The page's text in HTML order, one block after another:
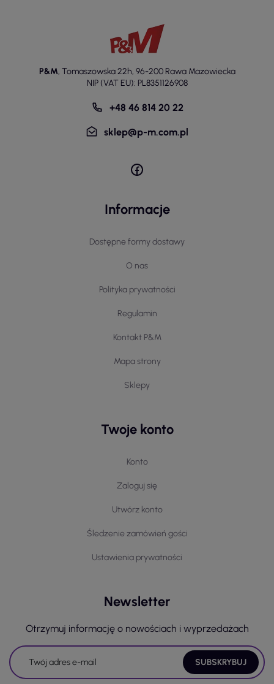
P&M, Tomaszowska 22h, 96-200 Rawa Mazowiecka
NIP (VAT EU): PL8351126908
+48 46 814 20 22
sklep@p-m.com.pl
Informacje
Dostępne formy dostawy
O nas
Polityka prywatności
Regulamin
Kontakt P&M
Mapa strony
Sklepy
Twoje konto
Konto
Zaloguj się
Utwórz konto
Śledzenie zamówień gości
Ustawienia prywatności
Newsletter
Otrzymuj informację o nowościach i wyprzedażach